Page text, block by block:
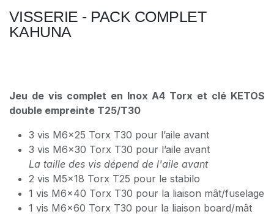
VISSERIE - PACK COMPLET
KAHUNA
Jeu de vis complet en Inox A4 Torx et clé KETOS
double empreinte T25/T30
3 vis M6x25 Torx T30 pour l’aile avant
3 vis M6x30 Torx T30 pour l’aile avant
La taille des vis dépend de l'aile avant
2 vis M5x18 Torx T25 pour le stabilo
1 vis M6x40 Torx T30 pour la liaison mât/fuselage
1 vis M6x60 Torx T30 pour la liaison board/mât